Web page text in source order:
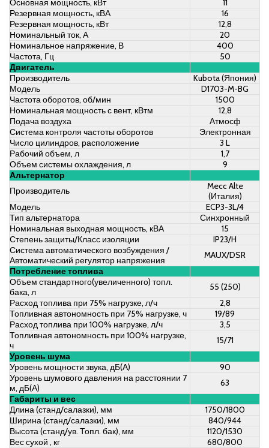
Основная мощность, кВт
11
Резервная мощность, кВА
16
Резервная мощность, кВт
12,8
Номинальный ток, А
20
Номинальное напряжение, В
400
Частота, Гц
50
Двигатель
Производитель
Kubota (Япония)
Модель
D1703-M-BG
Частота оборотов, об/мин
1500
Номинальная мощность с вент, кВтм
12,8
Подача воздуха
Атмосф
Система контроля частоты оборотов
Электронная
Число цилиндров, расположение
3 L
Рабочий объем, л
1,7
Объем системы охлаждения, л
9
Альтернатор
Производитель
Mecc Alte
(Италия)
Модель
ECP3-3L/4
Тип альтернатора
Синхронный
Номинальная выходная мощность, кВА
15
Степень защиты/Класс изоляции
IP23/H
Система автоматического возбуждения /
Автоматический регулятор напряжения
MAUX/DSR
Потребление топлива
Объем стандартного(увеличенного) топл.
бака, л
55 (250)
Расход топлива при 75% нагрузке, л/ч
2,8
Топливная автономность при 75% нагрузке, ч
19/89
Расход топлива при 100% нагрузке, л/ч
3,5
Топливная автономность при 100% нагрузке,
ч
15/71
Уровень шума
Уровень мощности звука, дБ(А)
90
Уровень шумового давления на расстоянии 7
м, дБ(А)
63
Габариты и вес
Длина (станд/салазки), мм
1750/1800
Ширина (станд/салазки), мм
840/944
Высота (станд/ув. Топл. бак), мм
1120/1530
Вес сухой , кг
680/800